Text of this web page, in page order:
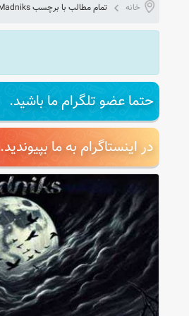
خانه تمام مطالب با برچسب Madniks
حتما عضو تلگرام ما باشید.
در اینستاگرام به ما بپیوندید.